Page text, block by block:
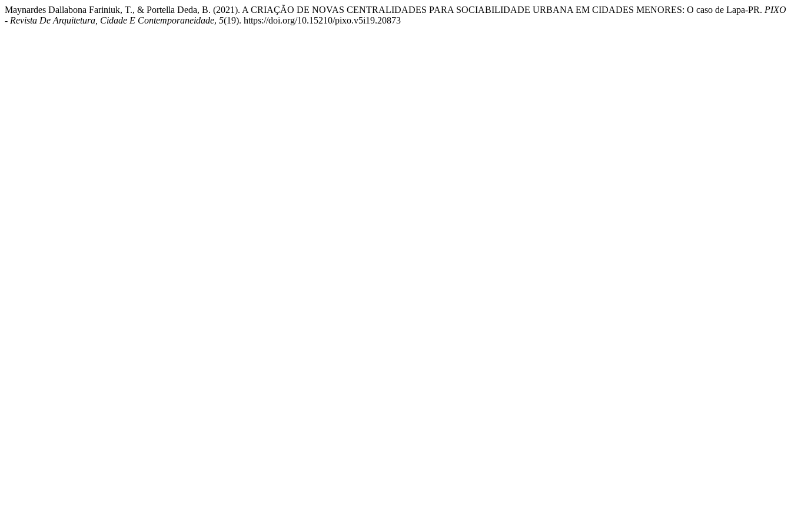
Maynardes Dallabona Fariniuk, T., & Portella Deda, B. (2021). A CRIAÇÃO DE NOVAS CENTRALIDADES PARA SOCIABILIDADE URBANA EM CIDADES MENORES: O caso de Lapa-PR. PIXO
- Revista De Arquitetura, Cidade E Contemporaneidade, 5(19). https://doi.org/10.15210/pixo.v5i19.20873